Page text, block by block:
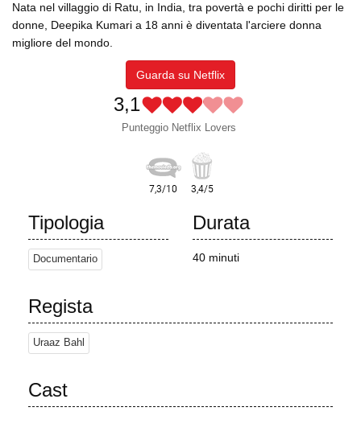
Nata nel villaggio di Ratu, in India, tra povertà e pochi diritti per le
donne, Deepika Kumari a 18 anni è diventata l'arciere donna
migliore del mondo.
Guarda su Netflix
3,1
Punteggio Netflix Lovers
Tipologia
Documentario
Durata
40 minuti
Regista
Uraaz Bahl
Cast